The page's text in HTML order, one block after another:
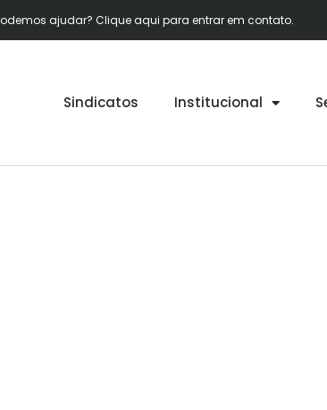
ajudar? Clique aqui para entrar em contato.
Sindicatos Institucional